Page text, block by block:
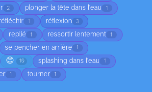
2 plonger la tête dans l'eau 1
1 réflexion 3
replié 1 ressortir lentement 1
se pencher en arrière 1
😊 10 splashing dans l'eau 1
1 tourner 1